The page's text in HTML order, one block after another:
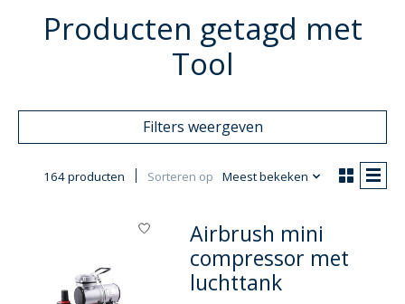
Producten getagd met
Tool
Filters weergeven
164 producten Sorteren op Meest bekeken
Airbrush mini
compressor met
luchttank